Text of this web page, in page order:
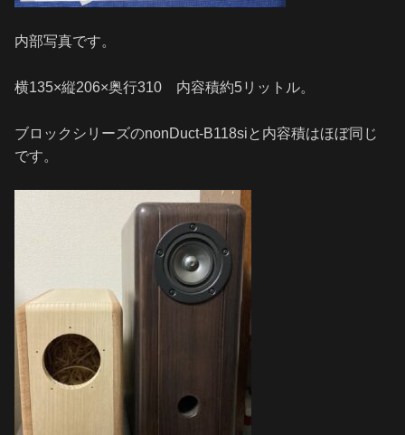
内部写真です。
横135×縦206×奥行310 内容積約5リットル。
ブロックシリーズのnonDuct-B118siと内容積はほぼ同じ
です。